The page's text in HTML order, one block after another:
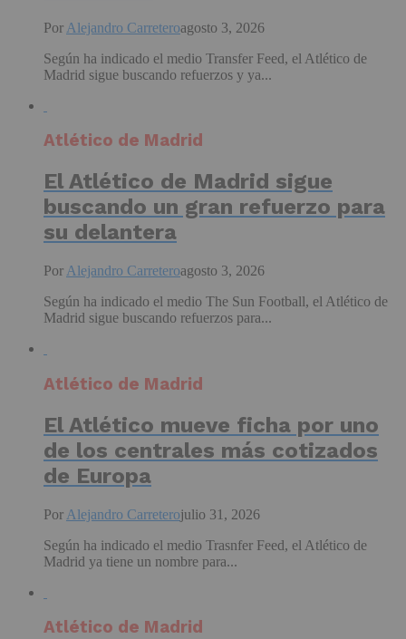
Por Alejandro Carreteroagosto 3, 2026
Según ha indicado el medio Transfer Feed, el Atlético de
Madrid sigue buscando refuerzos y ya...
Atlético de Madrid
El Atlético de Madrid sigue
buscando un gran refuerzo para
su delantera
Por Alejandro Carreteroagosto 3, 2026
Según ha indicado el medio The Sun Football, el Atlético de
Madrid sigue buscando refuerzos para...
Atlético de Madrid
El Atlético mueve ficha por uno
de los centrales más cotizados
de Europa
Por Alejandro Carreterojulio 31, 2026
Según ha indicado el medio Trasnfer Feed, el Atlético de
Madrid ya tiene un nombre para...
Atlético de Madrid